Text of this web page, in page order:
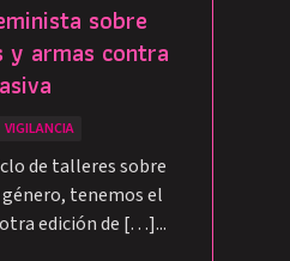
sobre
y armas contra
VIGILANCIA
de talleres sobre
tenemos el
edición de […]...